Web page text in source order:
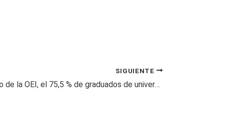
SIGUIENTE
Según estudio de la OEI, el 75,5 % de graduados de universidad en América Latina accede al mercado laboral